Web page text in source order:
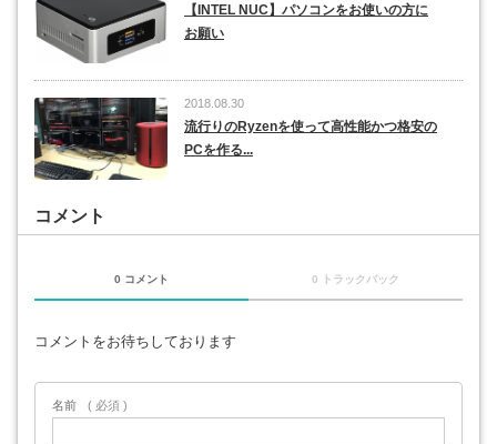
【INTEL NUC】パソコンをお使いの方に
お願い
2018.08.30
流行りのRyzenを使って高性能かつ格安の
PCを作る...
コメント
0 コメント 0 トラックバック
コメントをお待ちしております
名前 ( 必須 )